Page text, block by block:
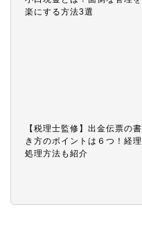
楽にする方法3選
【税理士監修】出金伝票の書
き方のポイントは６つ！経理
処理方法も紹介